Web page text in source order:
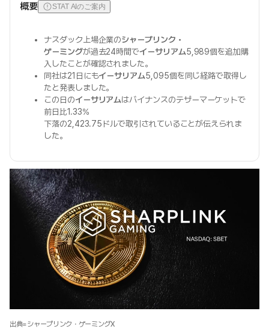
概要 STAT AIのご案内
ナスダック上場企業のシャープリンク・
ゲーミングが過去24時間でイーサリアム5,989個を追加購
入したことが確認されました。
同社は21日にもイーサリアム5,095個を同じ経路で取得し
たと発表しました。
この日のイーサリアムはバイナンスのテザーマーケットで
前日比1.33%
下落の2,423.75ドルで取引されていることが伝えられま
した。
出典=シャープリンク・ゲーミングX